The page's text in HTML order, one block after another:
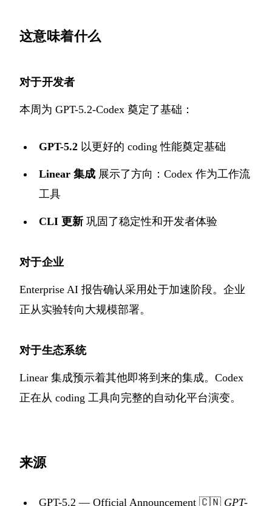
这意味着什么
对于开发者
本周为 GPT-5.2-Codex 奠定了基础：
GPT-5.2 以更好的 coding 性能奠定基础
Linear 集成 展示了方向：Codex 作为工作流
工具
CLI 更新 巩固了稳定性和开发者体验
对于企业
Enterprise AI 报告确认采用处于加速阶段。企业
正从实验转向大规模部署。
对于生态系统
Linear 集成预示着其他即将到来的集成。Codex
正在从 coding 工具向完整的自动化平台演变。
来源
GPT-5.2 — Official Announcement 🇨🇳 GPT-